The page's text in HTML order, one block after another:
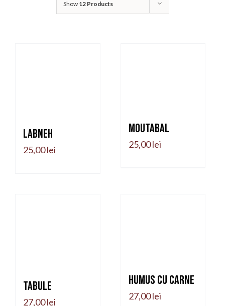
Show 12 Products
Labneh
25,00lei
Moutabal
25,00lei
Tabule
27,00lei
Humus cu carne
27,00lei